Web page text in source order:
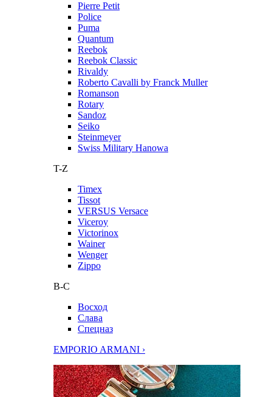
Pierre Petit
Police
Puma
Quantum
Reebok
Reebok Classic
Rivaldy
Roberto Cavalli by Franck Muller
Romanson
Rotary
Sandoz
Seiko
Steinmeyer
Swiss Military Hanowa
T-Z
Timex
Tissot
VERSUS Versace
Viceroy
Victorinox
Wainer
Wenger
Zippo
В-С
Восход
Слава
Спецназ
EMPORIO ARMANI ›